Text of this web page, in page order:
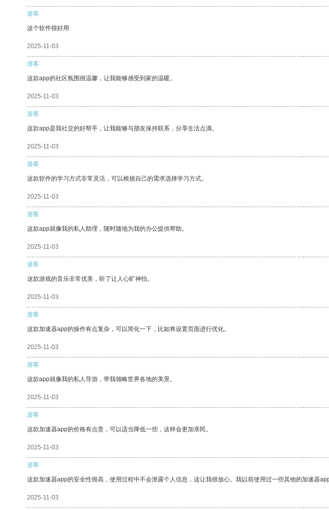
游客
这个软件很好用
2025-11-03
游客
这款app的社区氛围很温馨，让我能够感受到家的温暖。
2025-11-03
游客
这款app是我社交的好帮手，让我能够与朋友保持联系，分享生活点滴。
2025-11-03
游客
这款软件的学习方式非常灵活，可以根据自己的需求选择学习方式。
2025-11-03
游客
这款app就像我的私人助理，随时随地为我的办公提供帮助。
2025-11-03
游客
这款游戏的音乐非常优美，听了让人心旷神怡。
2025-11-03
游客
这款加速器app的操作有点复杂，可以简化一下，比如将设置页面进行优化。
2025-11-03
游客
这款app就像我的私人导游，带我领略世界各地的美景。
2025-11-03
游客
这款加速器app的价格有点贵，可以适当降低一些，这样会更加亲民。
2025-11-03
游客
这款加速器app的安全性很高，使用过程中不会泄露个人信息，这让我很放心。我以前使用过一些其他的加速器
2025-11-03